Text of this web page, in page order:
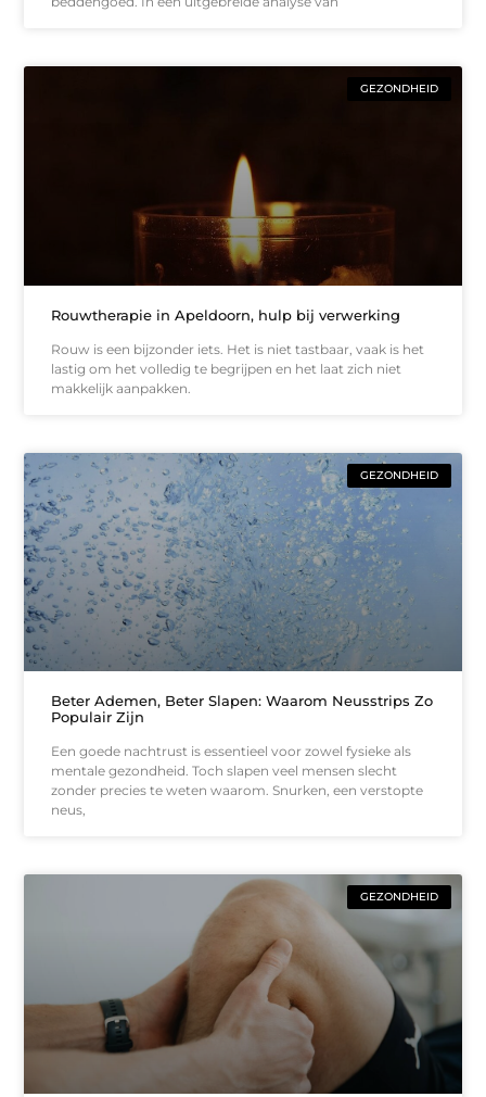
GEZONDHEID
Rouwtherapie in Apeldoorn, hulp bij verwerking
Rouw is een bijzonder iets. Het is niet tastbaar, vaak is het
lastig om het volledig te begrijpen en het laat zich niet
makkelijk aanpakken.
GEZONDHEID
Beter Ademen, Beter Slapen: Waarom Neusstrips Zo
Populair Zijn
Een goede nachtrust is essentieel voor zowel fysieke als
mentale gezondheid. Toch slapen veel mensen slecht
zonder precies te weten waarom. Snurken, een verstopte
neus,
GEZONDHEID